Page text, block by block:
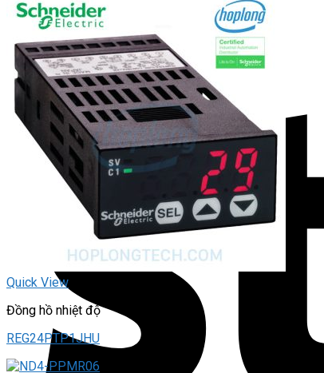
Quick View
Đồng hồ nhiệt độ
REG24PTP1JHU